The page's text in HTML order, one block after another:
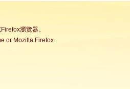
瀏覽器。
or Mozilla Firefox.